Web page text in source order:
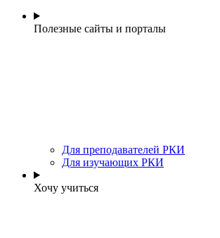
Полезные сайты и порталы
Для преподавателей РКИ
Для изучающих РКИ
Хочу учиться